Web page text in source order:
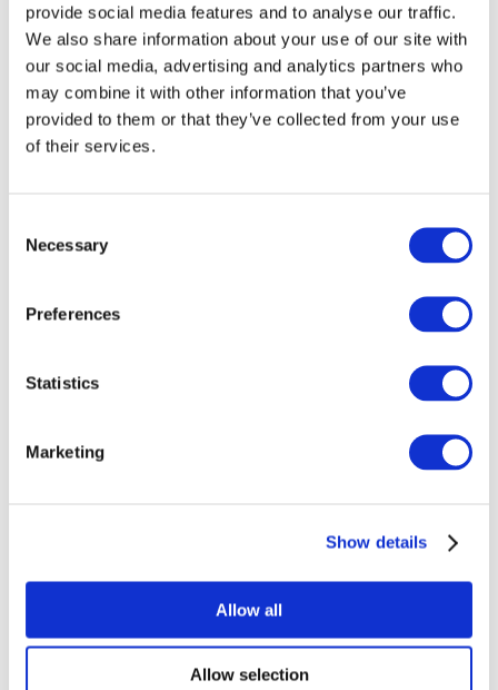
provide social media features and to analyse our traffic.
We also share information about your use of our site with
our social media, advertising and analytics partners who
may combine it with other information that you’ve
provided to them or that they’ve collected from your use
of their services.
Selection
Necessary
Preferences
Statistics
Marketing
Show details
Allow all
Allow selection
Lisädomain
alk. 25 € / kpl /
vuosi
sisältyy aina palvelupaketin hintaan (esimerkiksi
määrä lisädomaineja. Tarkista domainien hinta
. Lisädomain-palvelun hinta
domainkohtaisen varmenteen eli sertifikaatin ja
palvelu on aktiivinen. Lisädomainin maksu kattaa
kaiken Seravon suorittaman ylläpitotyön
Erikoisdomain